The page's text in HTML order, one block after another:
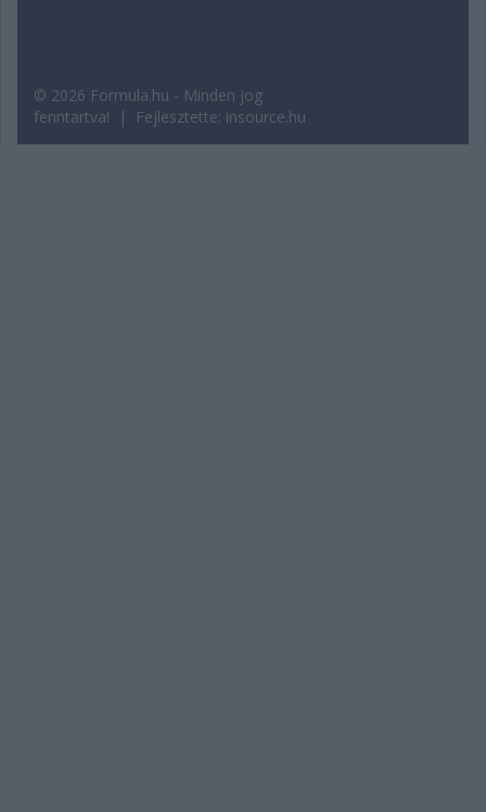
© 2026 Formula.hu - Minden jog
fenntartva! | Fejlesztette: insource.hu